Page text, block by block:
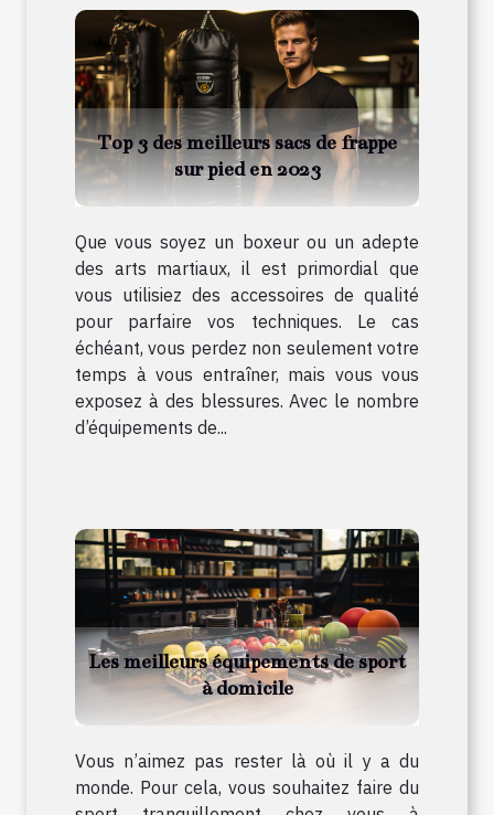
Top 3 des meilleurs sacs de frappe
sur pied en 2023
Que vous soyez un boxeur ou un adepte
des arts martiaux, il est primordial que
vous utilisiez des accessoires de qualité
pour parfaire vos techniques. Le cas
échéant, vous perdez non seulement votre
temps à vous entraîner, mais vous vous
exposez à des blessures. Avec le nombre
d’équipements de...
Les meilleurs équipements de sport
à domicile
Vous n’aimez pas rester là où il y a du
monde. Pour cela, vous souhaitez faire du